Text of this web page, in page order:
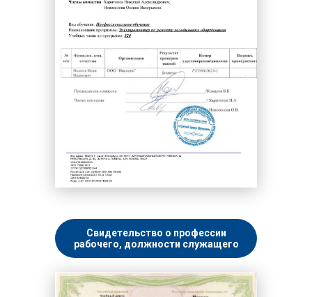
Свидетельство о профессии
рабочего, должности служащего